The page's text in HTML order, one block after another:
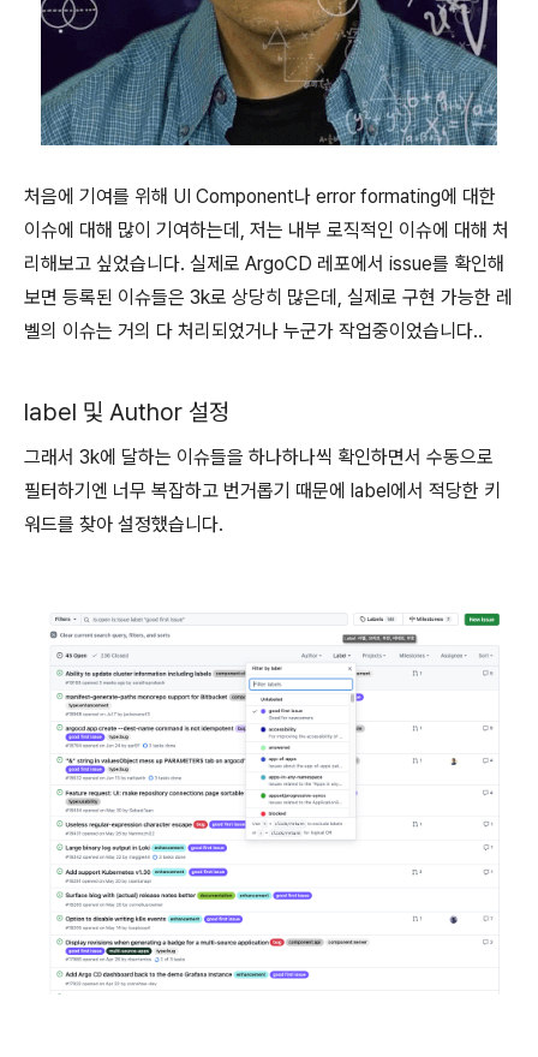
처음에 기여를 위해 UI Component나 error formating에 대한
이슈에 대해 많이 기여하는데, 저는 내부 로직적인 이슈에 대해 처
리해보고 싶었습니다. 실제로 ArgoCD 레포에서 issue를 확인해
보면 등록된 이슈들은 3k로 상당히 많은데, 실제로 구현 가능한 레
벨의 이슈는 거의 다 처리되었거나 누군가 작업중이었습니다..
label 및 Author 설정
그래서 3k에 달하는 이슈들을 하나하나씩 확인하면서 수동으로
필터하기엔 너무 복잡하고 번거롭기 때문에 label에서 적당한 키
워드를 찾아 설정했습니다.